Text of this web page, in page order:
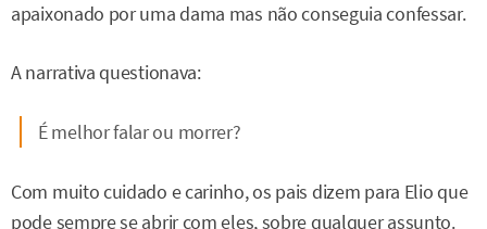
apaixonado por uma dama mas não conseguia confessar.
A narrativa questionava:
É melhor falar ou morrer?
Com muito cuidado e carinho, os pais dizem para Elio que
pode sempre se abrir com eles, sobre qualquer assunto.